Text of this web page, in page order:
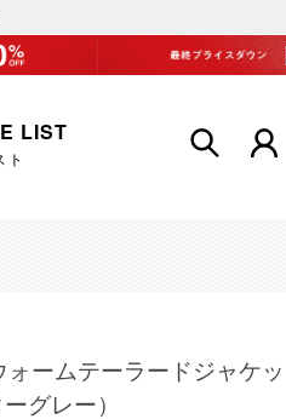
LIST
ト
ォームテーラードジャケ
グレー）